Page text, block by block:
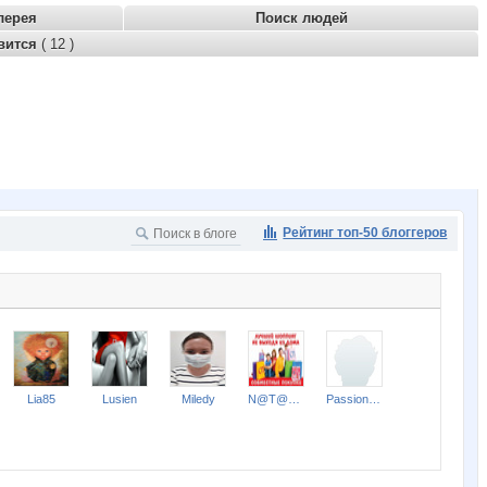
Поиск людей
( 12 )
Рейтинг топ-50 блоггеров
Lia85 Lusien Miledy